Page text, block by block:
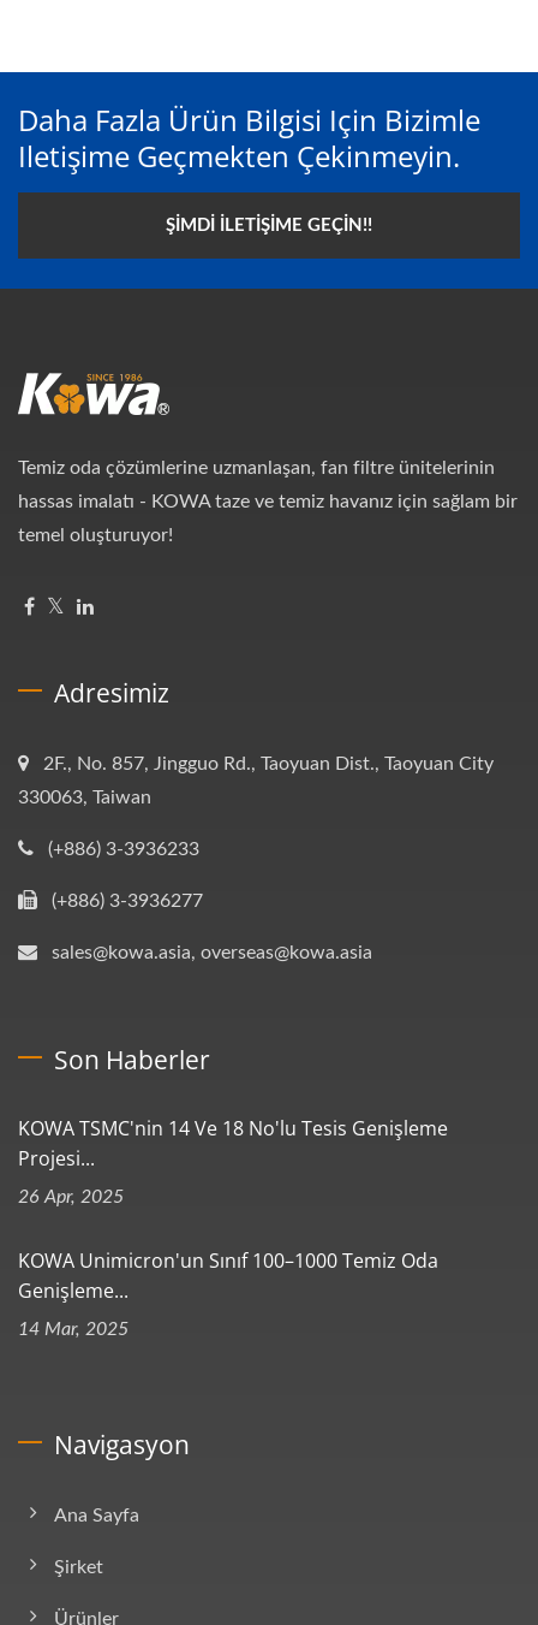
Daha Fazla Ürün Bilgisi Için Bizimle
Iletişime Geçmekten Çekinmeyin.
ŞIMDI İLETIŞIME GEÇIN!!
Temiz oda çözümlerine uzmanlaşan, fan filtre ünitelerinin
hassas imalatı - KOWA taze ve temiz havanız için sağlam bir
temel oluşturuyor!
Adresimiz
2F., No. 857, Jingguo Rd., Taoyuan Dist., Taoyuan City
330063, Taiwan
(+886) 3-3936233
(+886) 3-3936277
sales@kowa.asia, overseas@kowa.asia
Son Haberler
KOWA TSMC'nin 14 Ve 18 No'lu Tesis Genişleme
Projesi...
26 Apr, 2025
KOWA Unimicron'un Sınıf 100–1000 Temiz Oda
Genişleme...
14 Mar, 2025
Navigasyon
Ana Sayfa
Şirket
Ürünler